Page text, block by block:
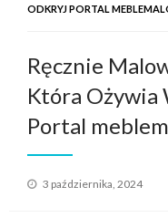
ODKRYJ PORTAL
Ręcznie
Która Ożywia
Portal
Opublikowane
3 października, 2024